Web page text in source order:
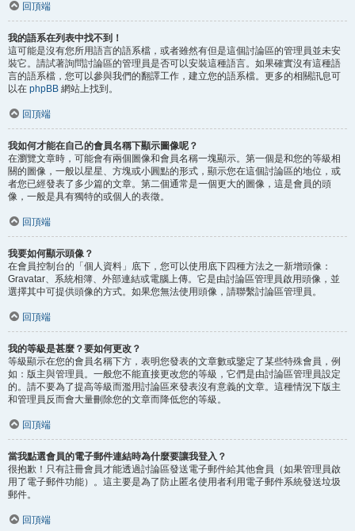
回頂端
我的語系在列表中找不到！
這可能是沒有您所用語言的語系檔，或者雖然有但是這個討論區的管理員並未安
裝它。請試著詢問討論區的管理員是否可以安裝這種語言。如果確實沒有這種語
言的語系檔，您可以參與我們的翻譯工作，建立您的語系檔。更多的相關訊息可
以在 phpBB 網站上找到。
回頂端
我如何才能在自己的會員名稱下顯示圖像呢？
在瀏覽文章時，可能會有兩個圖像和會員名稱一塊顯示。第一個是和您的等級相
關的圖像，一般以星星、方塊或小圓點的形式，顯示您在這個討論區的地位，或
者您已經發表了多少篇的文章。第二個通常是一個更大的圖像，這是會員的頭
像，一般是具有獨特的或個人的表徵。
回頂端
我要如何顯示頭像？
在會員控制台的「個人資料」底下，您可以使用底下四種方法之一新增頭像：
Gravatar、系統相簿、外部連結或電腦上傳。它是由討論區管理員啟用頭像，並
選擇其中可提供頭像的方式。如果您無法使用頭像，請聯繫討論區管理員。
回頂端
我的等級是甚麼？要如何更改？
等級顯示在您的會員名稱下方，表明您發表的文章數或鑒定了某些特殊會員，例
如：版主與管理員。一般您不能直接更改您的等級，它們是由討論區管理員設定
的。請不要為了提高等級而濫用討論區來發表沒有意義的文章。這種情況下版主
和管理員反而會大量刪除您的文章而降低您的等級。
回頂端
當我點選會員的電子郵件連結時為什麼要讓我登入？
很抱歉！只有註冊會員才能透過討論區發送電子郵件給其他會員（如果管理員啟
用了電子郵件功能）。這主要是為了防止匿名使用者利用電子郵件系統發送垃圾
郵件。
回頂端